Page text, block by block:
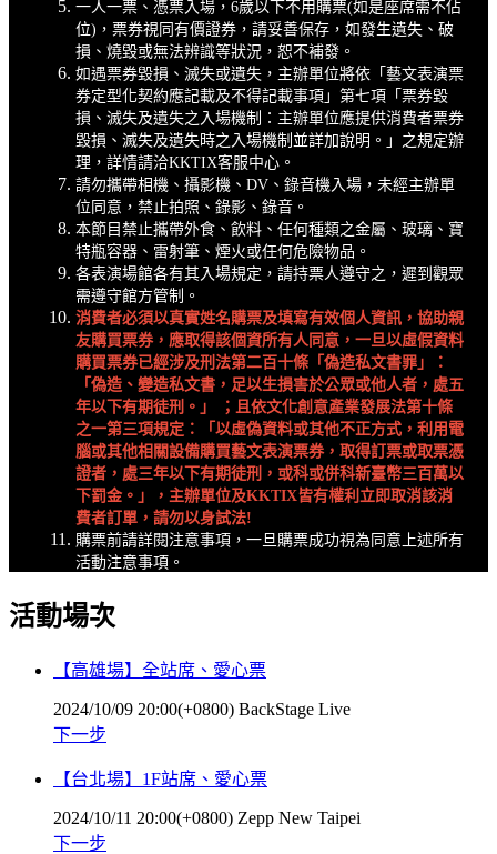
一人一票、憑票入場，6歲以下不用購票(如是座席需不佔
位)，票券視同有價證券，請妥善保存，如發生遺失、破
損、燒毀或無法辨識等狀況，恕不補發。
如遇票券毀損、滅失或遺失，主辦單位將依「藝文表演票
券定型化契約應記載及不得記載事項」第七項「票券毀
損、滅失及遺失之入場機制：主辦單位應提供消費者票券
毀損、滅失及遺失時之入場機制並詳加說明。」之規定辦
理，詳情請洽KKTIX客服中心。
請勿攜帶相機、攝影機、DV、錄音機入場，未經主辦單
位同意，禁止拍照、錄影、錄音。
本節目禁止攜帶外食、飲料、任何種類之金屬、玻璃、寶
特瓶容器、雷射筆、煙火或任何危險物品。
各表演場館各有其入場規定，請持票人遵守之，遲到觀眾
需遵守館方管制。
消費者必須以真實姓名購票及填寫有效個人資訊，協助親
友購買票券，應取得該個資所有人同意，一旦以虛假資料
購買票券已經涉及刑法第二百十條「偽造私文書罪」：
「偽造、變造私文書，足以生損害於公眾或他人者，處五
年以下有期徒刑。」
；且依文化創意產業發展法第十條
之一第三項規定：「以虛偽資料或其他不正方式，利用電
腦或其他相關設備購買藝文表演票券，取得訂票或取票憑
證者，處三年以下有期徒刑，或科或併科新臺幣三百萬以
下罰金。」，主辦單位及KKTIX皆有權利立即取消該消
費者訂單，請勿以身試法!
購票前請詳閱注意事項，一旦購票成功視為同意上述所有
活動注意事項。
活動場次
【高雄場】全站席、愛心票
2024/10/09 20:00(+0800) BackStage Live
下一步
【台北場】1F站席、愛心票
2024/10/11 20:00(+0800) Zepp New Taipei
下一步